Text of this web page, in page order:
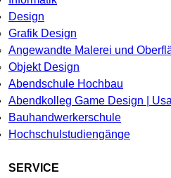
Design
Grafik Design
Angewandte Malerei und
Objekt Design
Abendschule Hochbau
Abendkolleg Game Design |
Bauhandwerkerschule
Hochschulstudiengänge
SERVICE